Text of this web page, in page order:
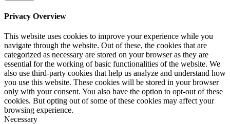
Privacy Overview
This website uses cookies to improve your experience while you
navigate through the website. Out of these, the cookies that are
categorized as necessary are stored on your browser as they are
essential for the working of basic functionalities of the website. We
also use third-party cookies that help us analyze and understand how
you use this website. These cookies will be stored in your browser
only with your consent. You also have the option to opt-out of these
cookies. But opting out of some of these cookies may affect your
browsing experience.
Necessary